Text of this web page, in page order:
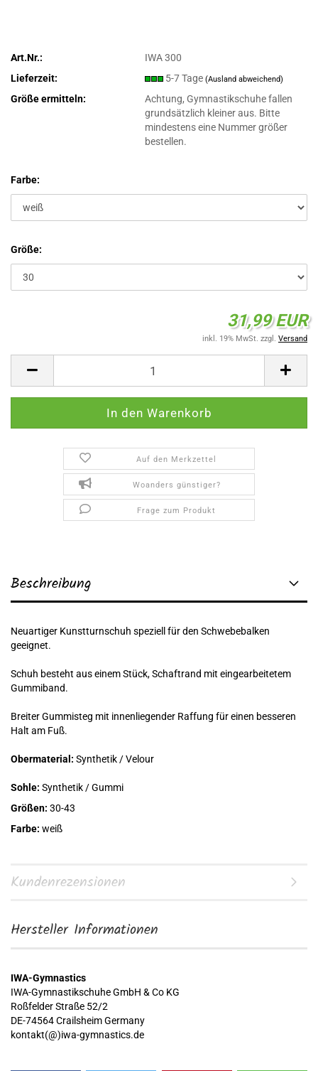
Art.Nr.:
IWA 300
Lieferzeit:
5-7 Tage(Ausland abweichend)
Größe ermitteln:
Achtung, Gymnastikschuhe fallen
grundsätzlich kleiner aus. Bitte
mindestens eine Nummer größer
bestellen.
Farbe:
Größe:
31,99 EUR
inkl. 19% MwSt. zzgl. Versand
Auf den Merkzettel
Woanders günstiger?
Frage zum Produkt
Beschreibung
Neuartiger Kunstturnschuh speziell für den Schwebebalken
geeignet.
Schuh besteht aus einem Stück, Schaftrand mit eingearbeitetem
Gummiband.
Breiter Gummisteg mit innenliegender Raffung für einen besseren
Halt am Fuß.
Obermaterial: Synthetik / Velour
Sohle: Synthetik / Gummi
Größen: 30-43
Farbe: weiß
Kundenrezensionen
Hersteller Informationen
IWA-Gymnastics
IWA-Gymnastikschuhe GmbH & Co KG
Roßfelder Straße 52/2
DE-74564 Crailsheim Germany
kontakt(@)iwa-gymnastics.de